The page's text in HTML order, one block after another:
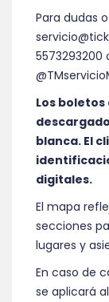
Para dudas
Los
blanca. El
digitales.
El mapa
secciones
lugares y
En caso de
se aplicará